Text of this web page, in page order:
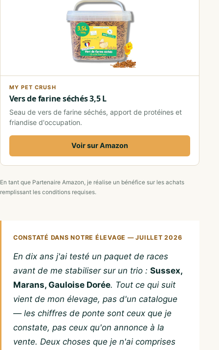
MY PET CRUSH
Vers de farine séchés 3,5 L
Seau de vers de farine séchés, apport de protéines et
friandise d'occupation.
Voir sur Amazon
En tant que Partenaire Amazon, je réalise un bénéfice sur les achats
remplissant les conditions requises.
CONSTATÉ DANS NOTRE ÉLEVAGE — JUILLET 2026
En dix ans j'ai testé un paquet de races
avant de me stabiliser sur un trio : Sussex,
Marans, Gauloise Dorée. Tout ce qui suit
vient de mon élevage, pas d'un catalogue
— les chiffres de ponte sont ceux que je
constate, pas ceux qu'on annonce à la
vente. Deux choses que je n'ai comprises